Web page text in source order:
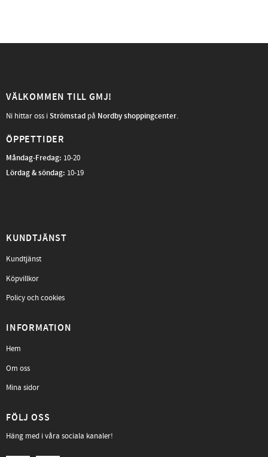
VÄLKOMMEN TILL GMJ!
Ni hittar oss iStrömstad på Nordby shoppingcenter.
ÖPPETTIDER
Måndag-Fredag: 10-20
Lördag & söndag: 10-19
KUNDTJÄNST
Kundtjänst
Köpvillkor
Policy och cookies
INFORMATION
Hem
Om oss
Mina sidor
FÖLJ OSS
Häng med i våra sociala kanaler!